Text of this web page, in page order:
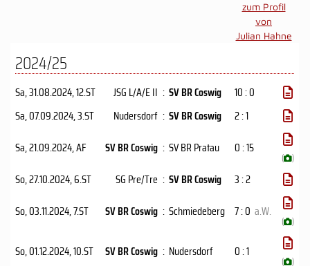
zum Profil
von
Julian Hahne
2024/25
Sa, 31.08.2024, 12.ST JSG L/A/E II : SV BR Coswig
10 : 0
Sa, 07.09.2024, 3.ST Nudersdorf : SV BR Coswig
2 : 1
Sa, 21.09.2024, AF SV BR Coswig : SV BR Pratau 0 : 15
( )
So, 27.10.2024, 6.ST SG Pre/Tre : SV BR Coswig
3 : 2
So, 03.11.2024, 7.ST SV BR Coswig : Schmiedeberg 7 : 0 a.W.
( )
So, 01.12.2024, 10.ST SV BR Coswig : Nudersdorf 0 : 1
( )